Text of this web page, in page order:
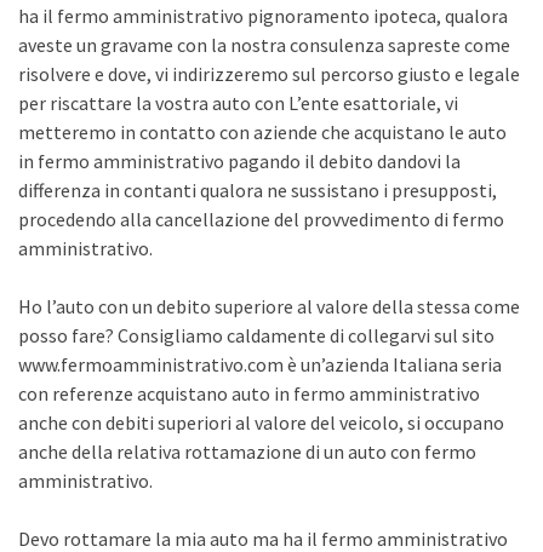
ha il fermo amministrativo pignoramento ipoteca, qualora
aveste un gravame con la nostra consulenza sapreste come
risolvere e dove, vi indirizzeremo sul percorso giusto e legale
per riscattare la vostra auto con L’ente esattoriale, vi
metteremo in contatto con aziende che acquistano le auto
in fermo amministrativo pagando il debito dandovi la
differenza in contanti qualora ne sussistano i presupposti,
procedendo alla cancellazione del provvedimento di fermo
amministrativo.
Ho l’auto con un debito superiore al valore della stessa come
posso fare? Consigliamo caldamente di collegarvi sul sito
www.fermoamministrativo.com è un’azienda Italiana seria
con referenze acquistano auto in fermo amministrativo
anche con debiti superiori al valore del veicolo, si occupano
anche della relativa rottamazione di un auto con fermo
amministrativo.
Devo rottamare la mia auto ma ha il fermo amministrativo